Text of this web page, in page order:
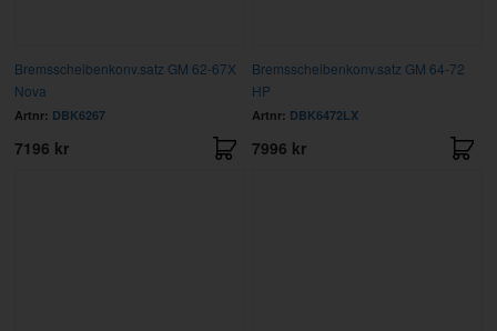
Bremsscheibenkonv.satz GM 62-67X
Nova
Artnr: DBK6267
7196 kr
Bremsscheibenkonv.satz GM 64-72
HP
Artnr: DBK6472LX
7996 kr